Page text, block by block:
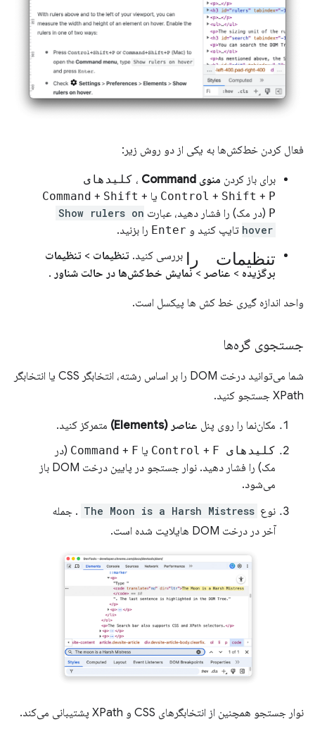
فعال کردن خط‌کش‌ها به یکی از دو روش زیر:
برای باز کردن منوی Command ، کلیدهای
Control + Shift + P یا Command + Shift +
P (در مک) را فشار دهید، عبارت Show rulers on
hover تایپ کنید و Enter را بزنید.
تنظیمات را بررسی کنید. تنظیمات > تنظیمات
برگزیده > عناصر >نمایش خط‌کش‌ها در حالت شناور .
واحد اندازه گیری خط کش ها پیکسل است.
جستجوی گره‌ها
شما می‌توانید درخت DOM را بر اساس رشته، انتخابگر CSS یا انتخابگر
XPath جستجو کنید.
مکان‌نما را روی پنل عناصر (Elements) متمرکز کنید.
کلیدهای Control + F یا Command + F
(در
مک) را فشار دهید. نوار جستجو در پایین درخت DOM باز
می‌شود.
نوع The Moon is a Harsh Mistress . جمله
آخر در درخت DOM هایلایت شده است.
نوار جستجو همچنین از انتخابگرهای CSS و XPath پشتیبانی می‌کند.